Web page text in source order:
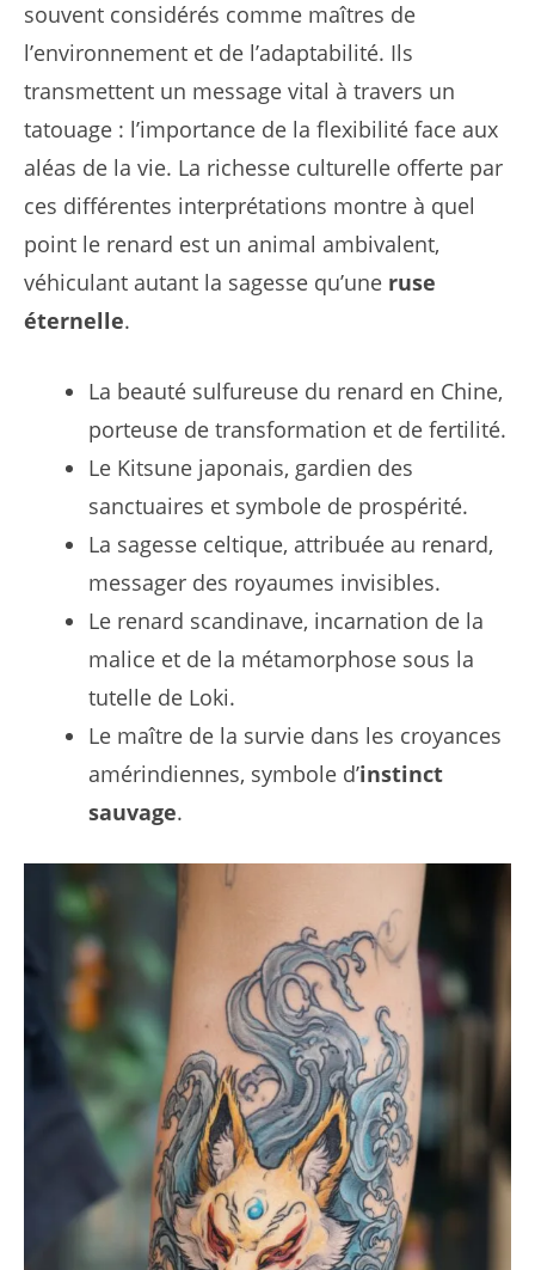
souvent considérés comme maîtres de
l’environnement et de l’adaptabilité. Ils
transmettent un message vital à travers un
tatouage : l’importance de la flexibilité face aux
aléas de la vie. La richesse culturelle offerte par
ces différentes interprétations montre à quel
point le renard est un animal ambivalent,
véhiculant autant la sagesse qu’une ruse
éternelle.
La beauté sulfureuse du renard en Chine,
porteuse de transformation et de fertilité.
Le Kitsune japonais, gardien des
sanctuaires et symbole de prospérité.
La sagesse celtique, attribuée au renard,
messager des royaumes invisibles.
Le renard scandinave, incarnation de la
malice et de la métamorphose sous la
tutelle de Loki.
Le maître de la survie dans les croyances
amérindiennes, symbole d’instinct
sauvage.